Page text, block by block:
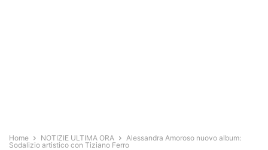
Home NOTIZIE ULTIMA ORA
Alessandra Amoroso nuovo album:
Sodalizio artistico con Tiziano Ferro